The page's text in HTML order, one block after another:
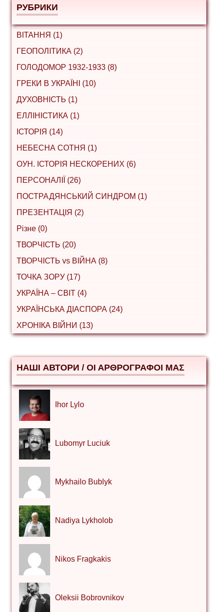
РУБРИКИ
ВІТАННЯ (1)
ГЕОПОЛІТИКА (2)
ГОЛОДОМОР 1932-1933 (8)
ГРЕКИ В УКРАЇНІ (10)
ДУХОВНІСТЬ (1)
ЕЛЛІНІСТИКА (1)
ІСТОРІЯ (14)
НЕБЕСНА СОТНЯ (1)
ОУН. ІСТОРІЯ НЕСКОРЕНИХ (6)
ПЕРСОНАЛІЇ (26)
ПОСТРАДЯНСЬКИЙ СИНДРОМ (1)
ПРЕЗЕНТАЦІЯ (2)
Різне (0)
ТВОРЧІСТЬ (20)
ТВОРЧІСТЬ vs ВІЙНА (8)
ТОЧКА ЗОРУ (17)
УКРАЇНА – СВІТ (4)
УКРАЇНСЬКА ДІАСПОРА (24)
ХРОНІКА ВІЙНИ (13)
НАШІ АВТОРИ / ΟΙ ΑΡΘΡΟΓΡΑΦΟΙ ΜΑΣ
Ihor Lylo
Lubomyr Luciuk
Mykhailo Bublyk
Nadiya Lykholob
Nikos Fragkakis
Oleksii Bobrovnikov